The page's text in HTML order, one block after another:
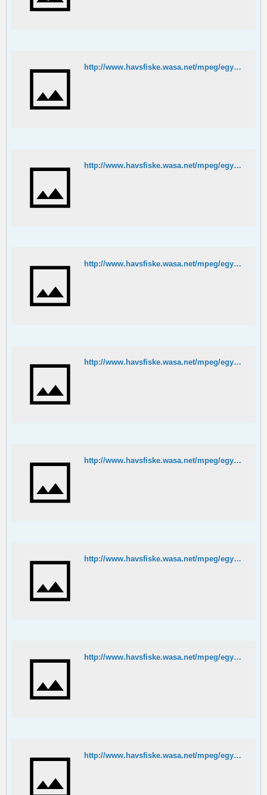
http://www.havsfiske.wasa.net/mpeg/egypten/best.MPG
http://www.havsfiske.wasa.net/mpeg/egypten/jump.MPG
http://www.havsfiske.wasa.net/mpeg/egypten/egyptensurkraft.MPG
http://www.havsfiske.wasa.net/mpeg/egypten/puff2.MPG
http://www.havsfiske.wasa.net/mpeg/egypten/puff3.MPG
http://www.havsfiske.wasa.net/mpeg/egypten/puff7.MPG
http://www.havsfiske.wasa.net/mpeg/egypten/puff8.MPG
http://www.havsfiske.wasa.net/mpeg/egypten/fishfight.MPG